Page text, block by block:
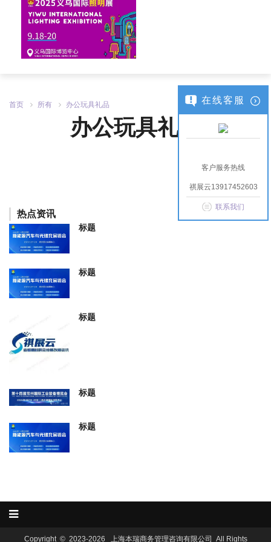
首页 所有 办公玩具礼品
办公玩具礼品
热点资讯
标题
标题
标题
标题
标题
在线客服
客户服务热线
祺展云13917452603
联系我们
Copyright © 2023-2026 上海本瑞商务管理咨询有限公司 All Rights